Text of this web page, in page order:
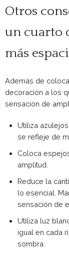
Otros
un cuarto
más
Además de
decoración a los
sensación de
Utiliza
se refleje de
Coloca
amplitud.
Reduce la
lo esencial.
sensación de
Utiliza luz
igual en cada
sombra.